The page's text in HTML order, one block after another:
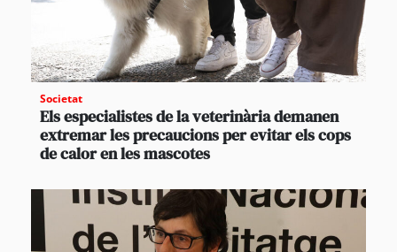
Societat
Els especialistes de la veterinària demanen
extremar les precaucions per evitar els cops
de calor en les mascotes